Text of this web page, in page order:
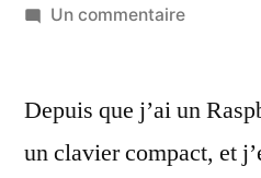
par
Un commentairesur
compact
Depuis que j’ai un
un clavier compact, et